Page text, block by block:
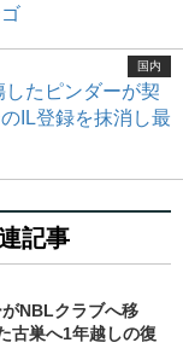
たピンダーが契
IL登録を抹消し最
国内
記事
NBLクラブへ移
古巣へ1年越しの復